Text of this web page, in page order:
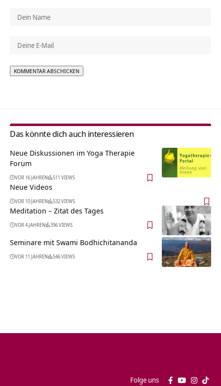
Das könnte dich auch interessieren
Neue Diskussionen im Yoga Therapie
Forum
VOR 16 JAHREN 511 VIEWS
Neue Videos
VOR 10 JAHREN 532 VIEWS
Meditation – Zitat des Tages
VOR 4 JAHREN 396 VIEWS
Seminare mit Swami Bodhichitananda
VOR 11 JAHREN 546 VIEWS
Folge uns